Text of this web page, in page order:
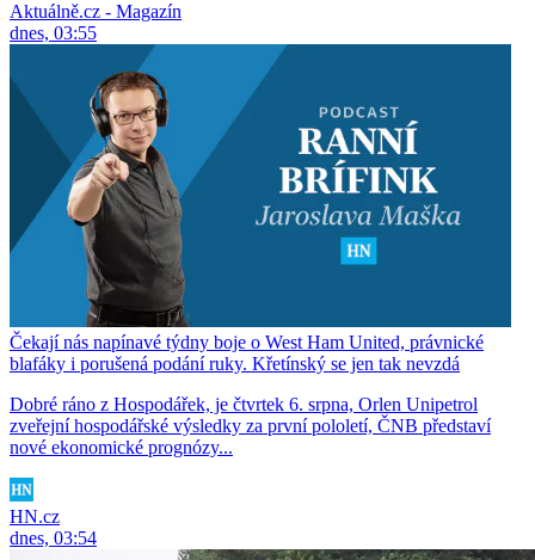
Aktuálně.cz - Magazín
dnes, 03:55
Čekají nás napínavé týdny boje o West Ham United, právnické
blafáky i porušená podání ruky. Křetínský se jen tak nevzdá
Dobré ráno z Hospodářek, je čtvrtek 6. srpna, Orlen Unipetrol
zveřejní hospodářské výsledky za první pololetí, ČNB představí
nové ekonomické prognózy...
HN.cz
dnes, 03:54